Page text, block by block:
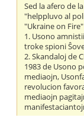
Sed la afero de
"helppluvo al
"Ukraine on
1. Usono
troke spioni
2. Skandaloj de
1983 de Usono
mediaojn,
revolucion
mediaojn